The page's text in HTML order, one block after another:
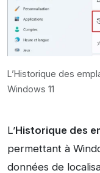
L’Historique des
Windows 11
L’Historique des
permettant à
données de